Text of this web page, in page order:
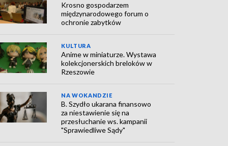
Krosno gospodarzem
międzynarodowego forum o
ochronie zabytków
KULTURA
Anime w miniaturze. Wystawa
kolekcjonerskich breloków w
Rzeszowie
NA WOKANDZIE
B. Szydło ukarana finansowo
za niestawienie się na
przesłuchanie ws. kampanii
"Sprawiedliwe Sądy"